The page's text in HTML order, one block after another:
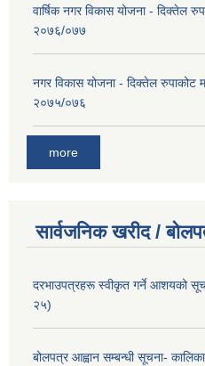
वार्षिक नगर विकास योजना - दिक्तेल
२०७६/०७७
नगर विकास योजना - दिक्तेल रुपाकोट
२०७५/०७६
more
सार्वजनिक खरीद /
दरभाउपत्रहरू स्वीकृत गर्ने आशयको
२५)
बोलपत्र आह्वान सम्बन्धी सूचना-